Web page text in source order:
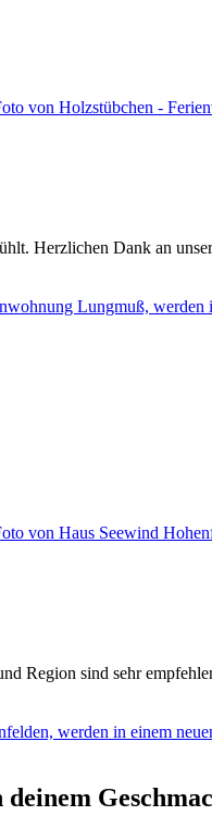
von Holzstübchen -
Herzlichen Dank an
Lungmuß, werden
von Haus Seewind
Region sind sehr
werden in einem